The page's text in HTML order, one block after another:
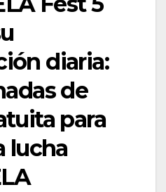
diaria:
de
para
lucha